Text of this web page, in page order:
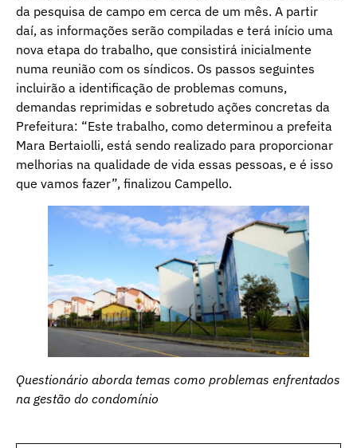
da pesquisa de campo em cerca de um mês. A partir
daí, as informações serão compiladas e terá início uma
nova etapa do trabalho, que consistirá inicialmente
numa reunião com os síndicos. Os passos seguintes
incluirão a identificação de problemas comuns,
demandas reprimidas e sobretudo ações concretas da
Prefeitura: “Este trabalho, como determinou a prefeita
Mara Bertaiolli, está sendo realizado para proporcionar
melhorias na qualidade de vida essas pessoas, e é isso
que vamos fazer”, finalizou Campello.
Questionário aborda temas como problemas enfrentados
na gestão do condomínio